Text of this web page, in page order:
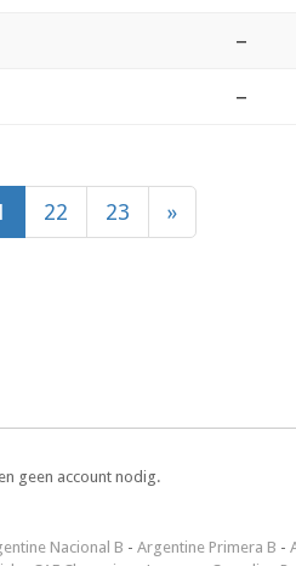
–
–
22 23 »
geen account nodig.
Nacional B - Argentine Primera B -